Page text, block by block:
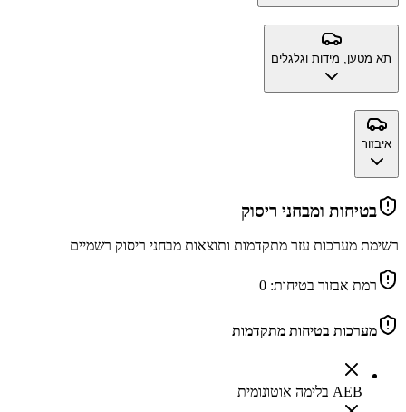
תא מטען, מידות וגלגלים
איבזור
בטיחות ומבחני ריסוק
רשימת מערכות עזר מתקדמות ותוצאות מבחני ריסוק רשמיים
רמת אבזור בטיחות: 0
מערכות בטיחות מתקדמות
AEB בלימה אוטונומית